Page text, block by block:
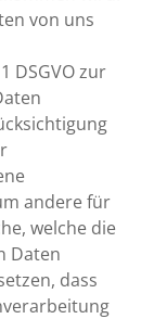
von uns
DSGVO zur
andere für
welche die
Daten
dass